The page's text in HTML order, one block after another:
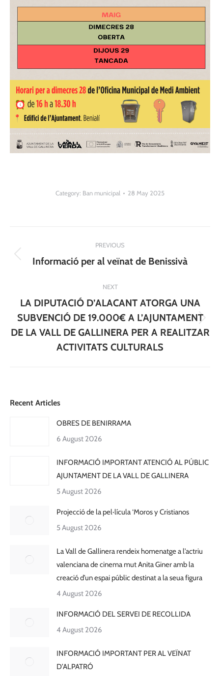
Category: Ban municipal 28 May 2025
navigation
PREVIOUS
Previous
Informació per al veïnat de Benissivà
NEXT
Next
post:
LA DIPUTACIÓ D’ALACANT ATORGA UNA
SUBVENCIÓ DE 19.000€ A L’AJUNTAMENT
DE LA VALL DE GALLINERA PER A REALITZAR
ACTIVITATS CULTURALS
Recent Articles
OBRES DE BENIRRAMA
6 August 2026
INFORMACIÓ IMPORTANT ATENCIÓ AL PÚBLIC
AJUNTAMENT DE LA VALL DE GALLINERA
5 August 2026
Projecció de la pel·lícula ‘Moros y Cristianos
5 August 2026
La Vall de Gallinera rendeix homenatge a l’actriu
valenciana de cinema mut Anita Giner amb la
creació d’un espai públic destinat a la seua figura
4 August 2026
INFORMACIÓ DEL SERVEI DE RECOLLIDA
4 August 2026
INFORMACIÓ IMPORTANT PER AL VEÏNAT
D’ALPATRÓ